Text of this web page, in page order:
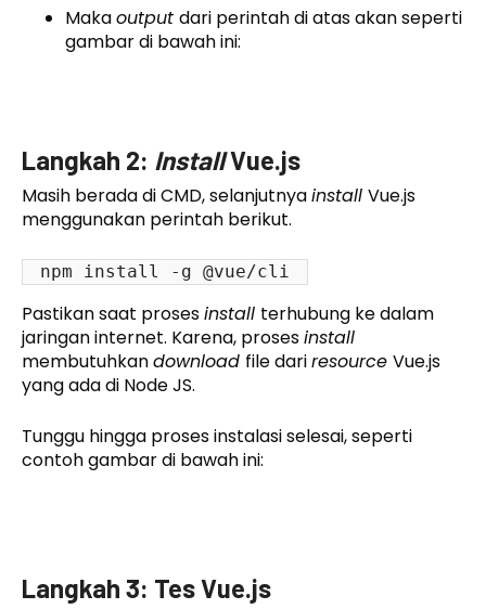
Makaoutput dari perintah di atas akan seperti
gambar di bawah ini:
Langkah 2: InstallVue.js
Masih berada di CMD, selanjutnyainstall Vue.js
menggunakan perintah berikut.
npm install -g @vue/cli
Pastikan saat prosesinstall terhubung ke dalam
jaringan internet. Karena, prosesinstall
membutuhkandownload file dariresource Vue.js
yang ada di Node JS.
Tunggu hingga proses instalasi selesai, seperti
contoh gambar di bawah ini:
Langkah 3: Tes Vue.js